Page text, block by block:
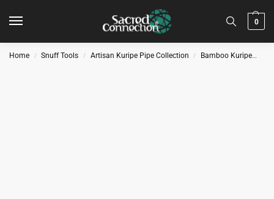
0
Home / Snuff Tools / Artisan Kuripe Pipe Collection / Bamboo Kuripe